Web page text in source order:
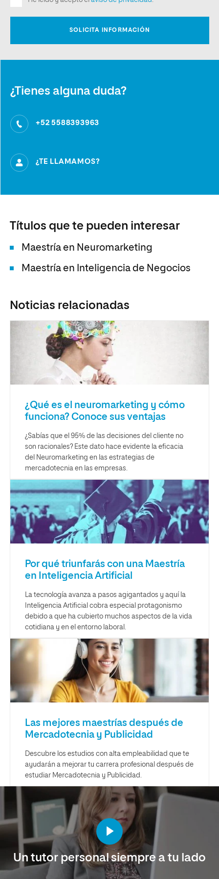
¿Tienes alguna duda?
+52 5588393963
¿TE LLAMAMOS?
Títulos que te pueden interesar
Maestría en Neuromarketing
Maestría en Inteligencia de Negocios
Noticias relacionadas
¿Qué es el neuromarketing y cómo
funciona? Conoce sus ventajas
¿Sabías que el 95% de las decisiones del cliente no
son racionales? Este dato hace evidente la eficacia
del Neuromarketing en las estrategias de
mercadotecnia en las empresas.
Por qué triunfarás con una Maestría
en Inteligencia Artificial
La tecnología avanza a pasos agigantados y aquí la
Inteligencia Artificial cobra especial protagonismo
debido a que ha cubierto muchos aspectos de la vida
cotidiana y en el entorno laboral.
Las mejores maestrías después de
Mercadotecnia y Publicidad
Descubre los estudios con alta empleabilidad que te
ayudarán a mejorar tu carrera profesional después de
estudiar Mercadotecnia y Publicidad.
Un tutor personal siempre a tu lado